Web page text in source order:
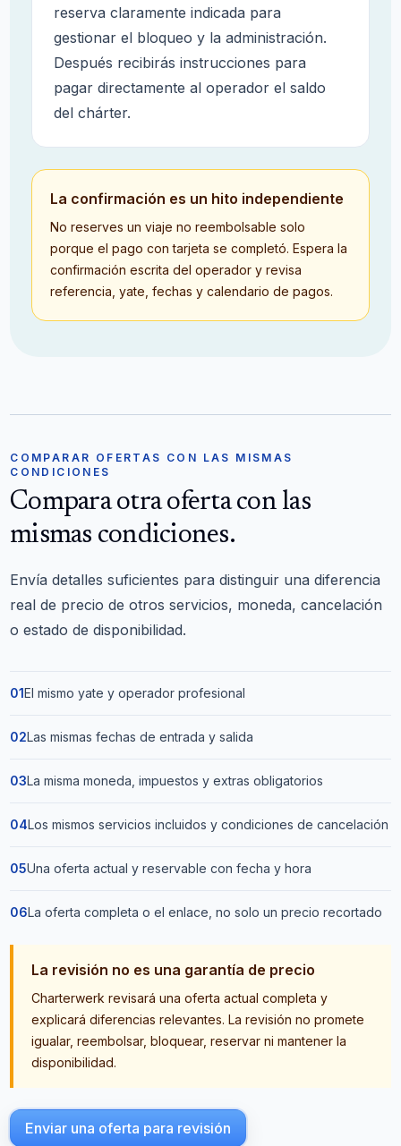
reserva claramente indicada para
gestionar el bloqueo y la administración.
Después recibirás instrucciones para
pagar directamente al operador el saldo
del chárter.
La confirmación es un hito independiente
No reserves un viaje no reembolsable solo
porque el pago con tarjeta se completó. Espera la
confirmación escrita del operador y revisa
referencia, yate, fechas y calendario de pagos.
COMPARAR OFERTAS CON LAS MISMAS
CONDICIONES
Compara otra oferta con las
mismas condiciones.
Envía detalles suficientes para distinguir una diferencia
real de precio de otros servicios, moneda, cancelación
o estado de disponibilidad.
01El mismo yate y operador profesional
02Las mismas fechas de entrada y salida
03La misma moneda, impuestos y extras obligatorios
04Los mismos servicios incluidos y condiciones de cancelación
05Una oferta actual y reservable con fecha y hora
06La oferta completa o el enlace, no solo un precio recortado
La revisión no es una garantía de precio
Charterwerk revisará una oferta actual completa y
explicará diferencias relevantes. La revisión no promete
igualar, reembolsar, bloquear, reservar ni mantener la
disponibilidad.
Enviar una oferta para revisión